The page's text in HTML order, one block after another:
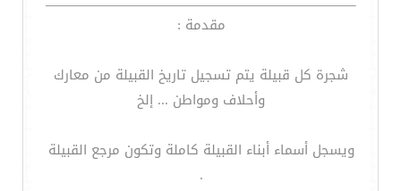
مقدمة :
شجرة كل قبيلة يتم تسجيل تاريخ القبيلة من معارك
وأحلاف ومواطن ... إلخ
ويسجل أسماء أبناء القبيلة كاملة وتكون مرجع القبيلة
.